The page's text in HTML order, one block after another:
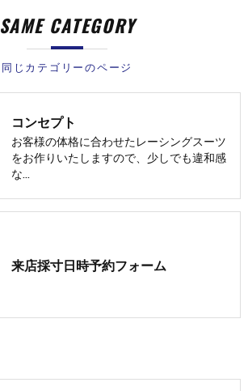
同じカテゴリーのページ
SAME CATEGORY
コンセプト
お客様の体格に合わせたレーシングスーツ
をお作りいたしますので、少しでも違和感
な…
来店採寸日時予約フォーム